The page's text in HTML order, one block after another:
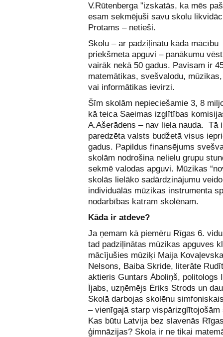
V.Rūtenberga ”izskatās, ka mēs
esam sekmējuši savu skolu
Protams – netieši.
Skolu – ar padziļinātu kāda mācību
priekšmeta apguvi – panākumu
vairāk nekā 50 gadus. Pavisam ir
matemātikas, svešvalodu,
vai informātikas ievirzi.
Šīm skolām nepieciešamie 3, 8
kā teica Saeimas izglītības
A.Ašerādens – nav liela nauda. Tā
paredzēta valsts budžetā visus
gadus. Papildus finansējums
skolām nodrošina nelielu grupu
sekmē valodas apguvi. Mūzikas
skolās lielāko sadārdzinājumu veido
individuālās mūzikas instrumenta
nodarbības katram skolēnam.
Kāda ir atdeve?
Ja ņemam kā piemēru Rīgas 6.
tad padziļinātas mūzikas apguves
mācījušies mūziķi Maija
Nelsons, Baiba Skride, literāte
aktieris Guntars Āboliņš, politologs
Ījabs, uzņēmējs Ēriks Strods un
Skolā darbojas skolēnu
– vienīgajā starp vispārizglītojošām
Kas būtu Latvija bez slavenās
ģimnāzijas? Skola ir ne tikai